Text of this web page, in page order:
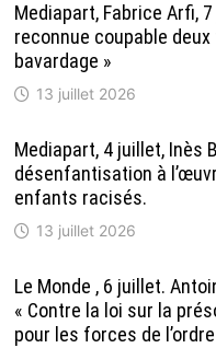
Mediapart, Fabrice Arfi,
reconnue coupable
bavardage »
13 juillet 2026
Mediapart, 4 juillet, Inès
désenfantisation à
enfants racisés.
13 juillet 2026
Le Monde , 6 juillet.
« Contre la loi sur la
pour les forces de